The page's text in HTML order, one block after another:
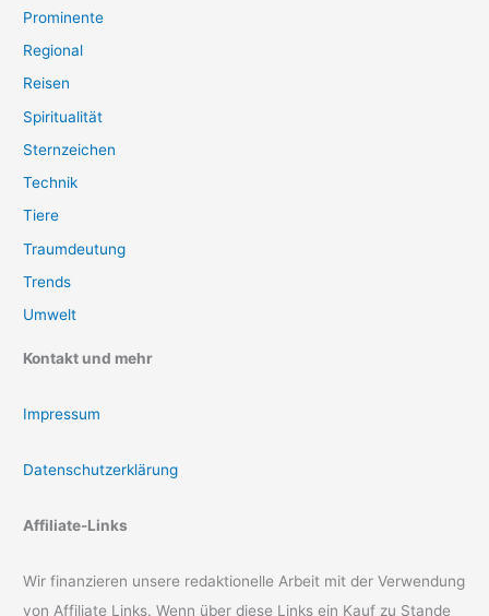
Prominente
Regional
Reisen
Spiritualität
Sternzeichen
Technik
Tiere
Traumdeutung
Trends
Umwelt
Kontakt und mehr
Impressum
Datenschutzerklärung
Affiliate-Links
Wir finanzieren unsere redaktionelle Arbeit mit der Verwendung
von Affiliate Links. Wenn über diese Links ein Kauf zu Stande